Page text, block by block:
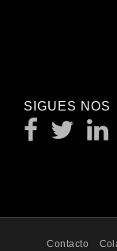
SIGUES NOS
Contacto